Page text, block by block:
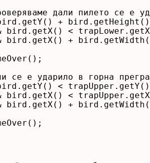
дали пилето се е
+
bird.getX() <
bird.getX() +
се е ударило в горна
<
bird.getX() <
bird.getX() +